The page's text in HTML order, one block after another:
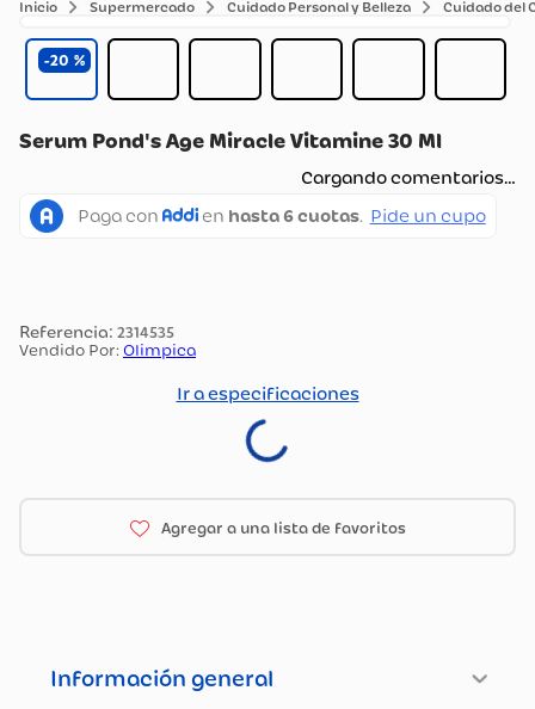
Supermercado Cuidado Personal y Belleza Cuidado del
20
Serum Pond's Age Miracle Vitamine 30 Ml
Cargando comentarios…
: 2314535
Vendido Por: Olimpica
Ir a especificaciones
Información general